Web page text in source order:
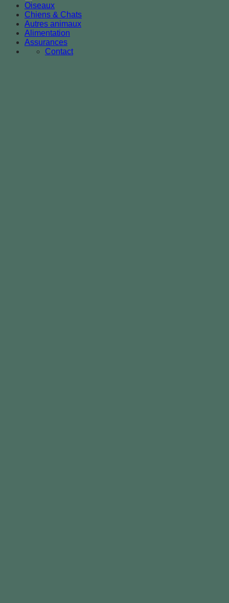
Oiseaux
Chiens & Chats
Autres animaux
Alimentation
Assurances
Contact